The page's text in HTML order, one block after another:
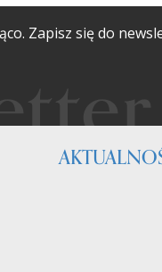
Zapisz się do